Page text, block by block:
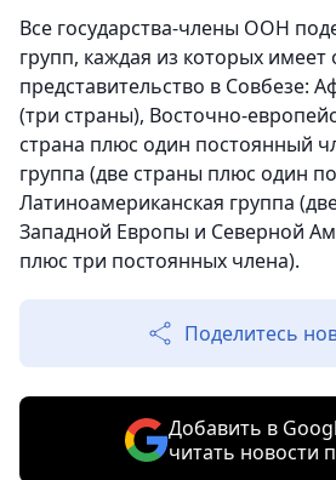
Все государства-члены ООН
групп, каждая из которых
представительство в Совбезе:
(три страны), Восточно-
страна плюс один постоянный
группа (две страны плюс один
Латиноамериканская группа
Западной Европы и Северной
плюс три постоянных члена).
Поделитесь
Добавить в
читать новости